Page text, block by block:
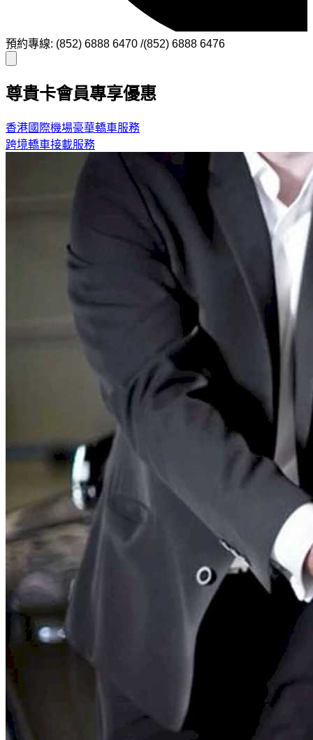
預約專線: (852) 6888 6470 /(852) 6888 6476
尊貴卡會員專享優惠
香港國際機場豪華轎車服務
跨境轎車接載服務